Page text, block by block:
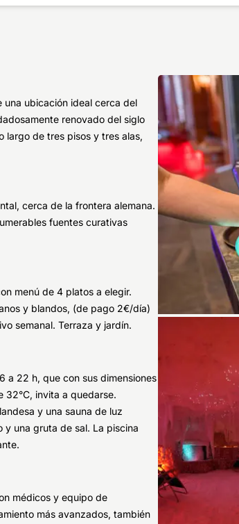
una ubicación ideal cerca del
renovado del siglo
largo de tres pisos y tres alas,
cerca de la frontera alemana.
fuentes curativas
menú de 4 platos a elegir.
y blandos, (de pago 2€/día)
semanal. Terraza y jardín.
a 22 h, que con sus dimensiones
32°C, invita a quedarse.
y una sauna de luz
y una gruta de sal. La piscina
médicos y equipo de
más avanzados, también